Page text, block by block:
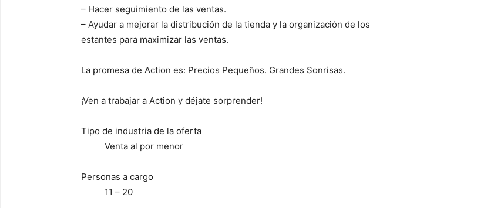
– Hacer seguimiento de las ventas.
– Ayudar a mejorar la distribución de la tienda y la organización de los
estantes para maximizar las ventas.
La promesa de Action es: Precios Pequeños. Grandes Sonrisas.
¡Ven a trabajar a Action y déjate sorprender!
Tipo de industria de la oferta
Venta al por menor
Personas a cargo
11 – 20